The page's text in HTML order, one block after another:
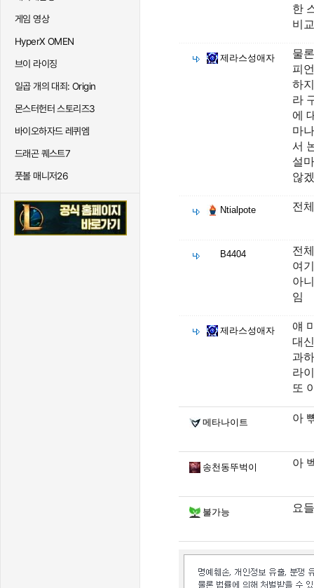
게임 영상
HyperX OMEN
브이 라이징
일곱 개의 대죄: Origin
몬스터헌터 스토리즈3
바이오하자드 레퀴엠
드래곤 퀘스트7
풋볼 매니저26
한
비
제라스성애자
물
피
하
라
에
마
서
설
않
Ntialpote 전
B4404
전
여
아
임
제라스성애자
얘
대
과
라
또
메타나이트 아
송천동뚜벅이 아
불가능 요